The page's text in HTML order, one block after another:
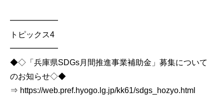
━━━━━━
トピックス4
━━━━━━
◆◇「兵庫県SDGs月間推進事業補助金」募集について
のお知らせ◇◆
⇒ https://web.pref.hyogo.lg.jp/kk61/sdgs_hozyo.html